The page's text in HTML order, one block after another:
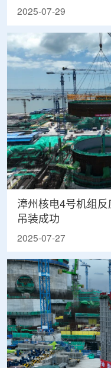
2025-07-29
漳州核电4号机组
吊装成功
2025-07-27